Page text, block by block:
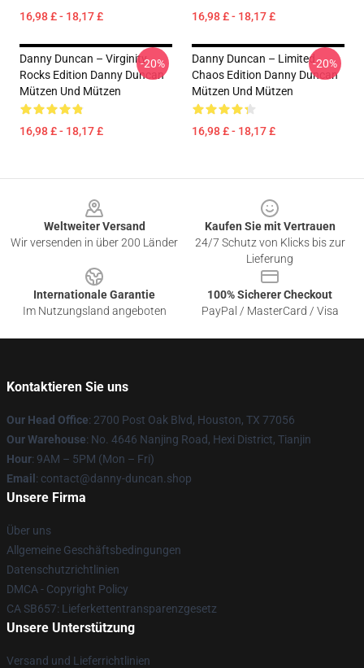
16,98 £ - 18,17 £ 16,98 £ - 18,17 £
Danny Duncan – Virginity
Rocks Edition Danny Duncan
Mützen Und Mützen
16,98 £ - 18,17 £
-20%
Danny Duncan – Limited
Chaos Edition Danny Duncan
Mützen Und Mützen
16,98 £ - 18,17 £
-20%
Weltweiter Versand
Wir versenden in über 200 Länder
Kaufen Sie mit Vertrauen
24/7 Schutz von Klicks bis zur
Lieferung
Internationale Garantie
Im Nutzungsland angeboten
100% Sicherer Checkout
PayPal / MasterCard / Visa
Kontaktieren Sie uns
Our Head Office: 2700 Post Oak Blvd, Houston, TX 77056
Our Warehouse: No. 4646 Nanjing Road, Hexi District, Tianjin
Hour: 9AM – 5PM (Mon – Fri)
Email : contact@danny-duncan.shop
Unsere Firma
Über uns
Allgemeine Geschäftsbedingungen
Datenschutzrichtlinien
DMCA - Copyright Policy
CA SB657: Lieferkettentransparenzgesetz
Unsere Unterstützung
Versand und Lieferrichtlinien